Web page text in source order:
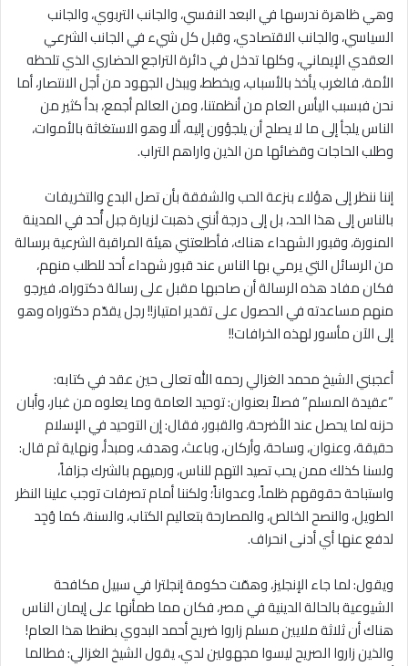
وهي ظاهرة ندرسها في البعد النفسي، والجانب التربوي، والجانب
السياسي، والجانب الاقتصادي، وقبل كل شيء في الجانب الشرعي
العقدي الإيماني، وكلها تدخل في دائرة التراجع الحضاري الذي تلحظه
الأمة، فالغرب يأخذ بالأسباب، ويخطط، ويبذل الجهود من أجل الانتصار، أما
نحن فبسبب اليأس العام من أنظمتنا، ومن العالم أجمع، بدأ كثير من
الناس يلجأ إلى ما لا يصلح أن يلجؤون إليه، ألا وهو الاستغاثة بالأموات،
وطلب الحاجات وقضائها من الذين واراهم التراب.
إننا ننظر إلى هؤلاء بنزعة الحب والشفقة بأن تصل البدع والتخريفات
بالناس إلى هذا الحد، بل إلى درجة أنني ذهبت لزيارة جبل أُحد في المدينة
المنورة، وقبور الشهداء هناك، فأطلعتني هيئة المراقبة الشرعية برسالة
من الرسائل التي يرمي بها الناس عند قبور شهداء أحد للطلب منهم،
فكان مفاد هذه الرسالة أن صاحبها مقبل على رسالة دكتوراه، فيرجو
منهم مساعدته في الحصول على تقدير امتياز!! رجل يقدّم دكتوراه وهو
إلى الآن مأسور لهذه الخرافات!!
أعجبني الشيخ محمد الغزالي رحمه الله تعالى حين عقد في كتابه:
“عقيدة المسلم” فصلاً بعنوان: توحيد العامة وما يعلوه من غبار، وأبان
حزنه لما يحصل عند الأضرحة، والقبور، فقال: إن التوحيد في الإسلام
حقيقة، وعنوان، وساحة، وأركان، وباعث، وهدف، ومبدأ، ونهاية ثم قال:
ولسنا كذلك ممن يحب تصيد التهم للناس، ورميهم بالشرك جزافاً،
واستباحة حقوقهم ظلماً، وعدواناً؛ ولكننا أمام تصرفات توجب علينا النظر
الطويل، والنصح الخالص، والمصارحة بتعاليم الكتاب، والسنة، كما وُجِد
لدفع عنها أي أدنى انحراف.
ويقول: لما جاء الإنجليز، وهمّت حكومة إنجلترا في سبيل مكافحة
الشيوعية بالحالة الدينية في مصر، فكان مما طمأنها على إيمان الناس
هناك أن ثلاثة ملايين مسلم زاروا ضريح أحمد البدوي بطنطا هذا العام!
والذين زاروا الصريح ليسوا مجهولين لدي، يقول الشيخ الغزالي: فطالما